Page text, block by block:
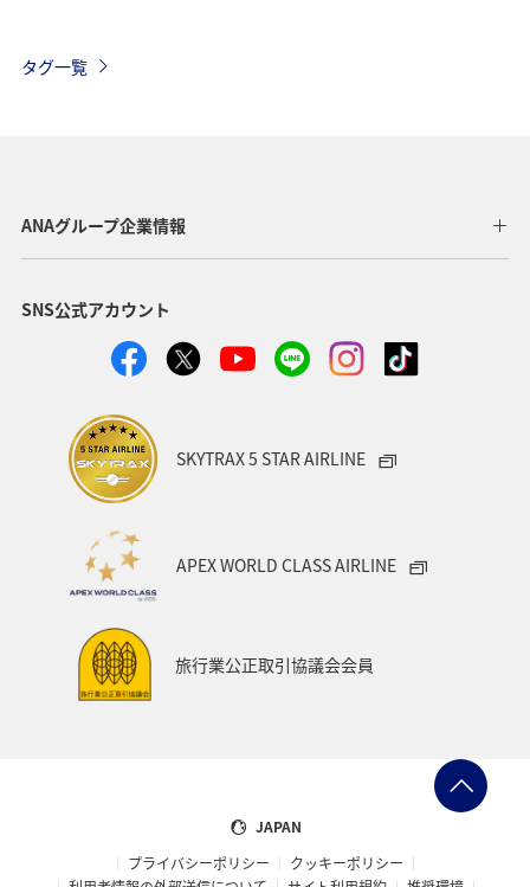
タグ一覧
ANAグループ企業情報
SNS公式アカウント
SKYTRAX 5 STAR AIRLINE
APEX WORLD CLASS AIRLINE
旅行業公正取引協議会会員
JAPAN
プライバシーポリシー
クッキーポリシー